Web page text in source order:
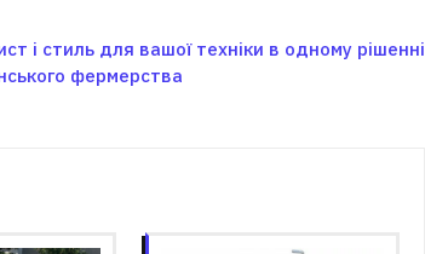
і стиль для вашої техніки в одному рішенні
фермерства